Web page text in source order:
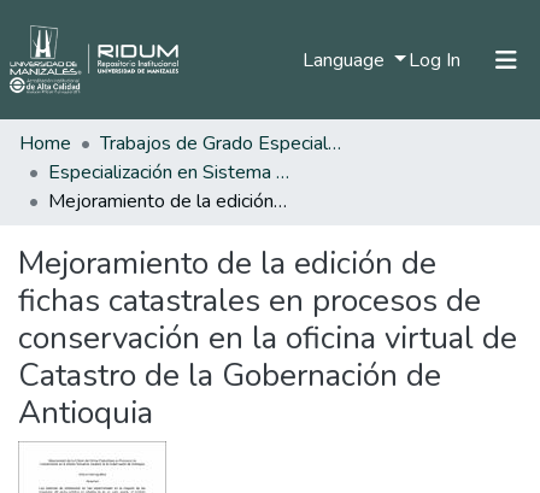
Language Log In (current)
Statistics
Home
Trabajos de Grado Especializaciones
Especialización en Sistema de Información Geográfica
Mejoramiento de la edición de fichas catastrales en procesos de conservación en la oficina virtual de Catastro de la Gobernación de Antioquia
Mejoramiento de la edición de
fichas catastrales en procesos de
conservación en la oficina virtual de
Catastro de la Gobernación de
Antioquia